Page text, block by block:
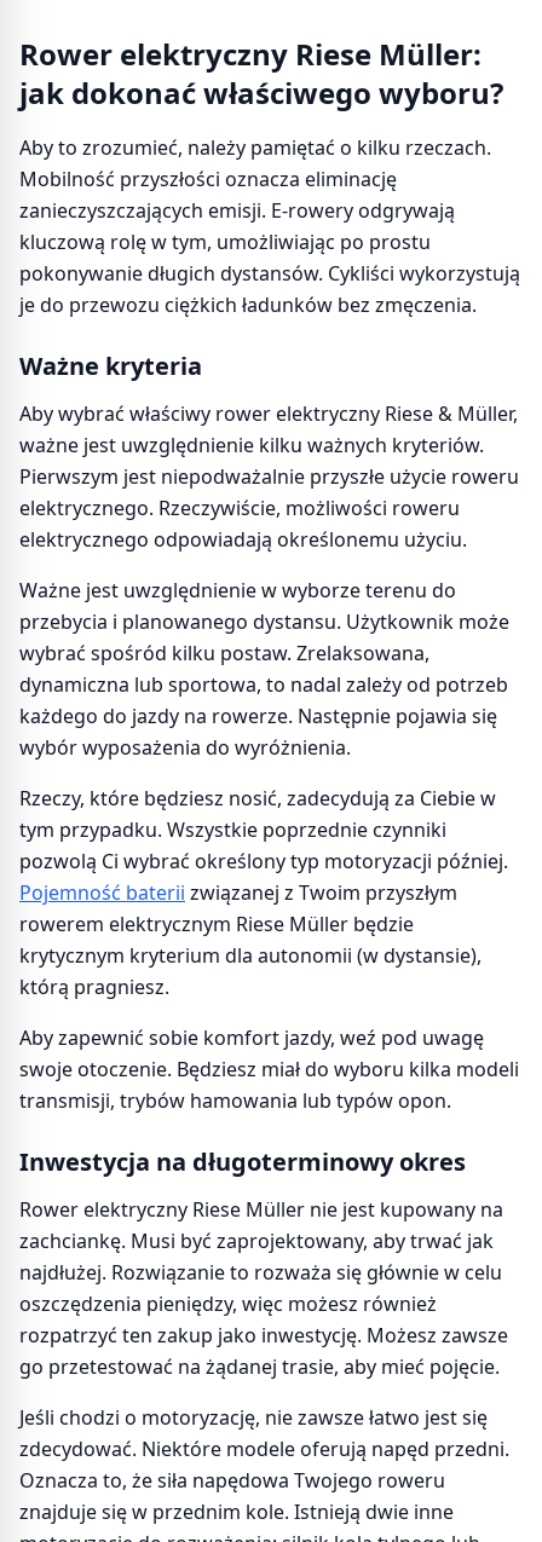
Rower elektryczny Riese Müller:
jak dokonać właściwego wyboru?
Aby to zrozumieć, należy pamiętać o kilku rzeczach.
Mobilność przyszłości oznacza eliminację
zanieczyszczających emisji. E-rowery odgrywają
kluczową rolę w tym, umożliwiając po prostu
pokonywanie długich dystansów. Cykliści wykorzystują
je do przewozu ciężkich ładunków bez zmęczenia.
Ważne kryteria
Aby wybrać właściwy rower elektryczny Riese & Müller,
ważne jest uwzględnienie kilku ważnych kryteriów.
Pierwszym jest niepodważalnie przyszłe użycie roweru
elektrycznego. Rzeczywiście, możliwości roweru
elektrycznego odpowiadają określonemu użyciu.
Ważne jest uwzględnienie w wyborze terenu do
przebycia i planowanego dystansu. Użytkownik może
wybrać spośród kilku postaw. Zrelaksowana,
dynamiczna lub sportowa, to nadal zależy od potrzeb
każdego do jazdy na rowerze. Następnie pojawia się
wybór wyposażenia do wyróżnienia.
Rzeczy, które będziesz nosić, zadecydują za Ciebie w
tym przypadku. Wszystkie poprzednie czynniki
pozwolą Ci wybrać określony typ motoryzacji później.
Pojemność baterii związanej z Twoim przyszłym
rowerem elektrycznym Riese Müller będzie
krytycznym kryterium dla autonomii (w dystansie),
którą pragniesz.
Aby zapewnić sobie komfort jazdy, weź pod uwagę
swoje otoczenie. Będziesz miał do wyboru kilka modeli
transmisji, trybów hamowania lub typów opon.
Inwestycja na długoterminowy okres
Rower elektryczny Riese Müller nie jest kupowany na
zachciankę. Musi być zaprojektowany, aby trwać jak
najdłużej. Rozwiązanie to rozważa się głównie w celu
oszczędzenia pieniędzy, więc możesz również
rozpatrzyć ten zakup jako inwestycję. Możesz zawsze
go przetestować na żądanej trasie, aby mieć pojęcie.
Jeśli chodzi o motoryzację, nie zawsze łatwo jest się
zdecydować. Niektóre modele oferują napęd przedni.
Oznacza to, że siła napędowa Twojego roweru
znajduje się w przednim kole. Istnieją dwie inne